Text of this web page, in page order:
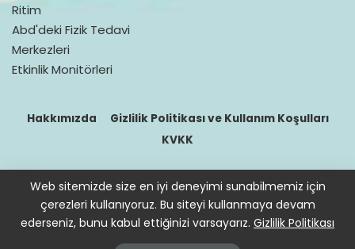
Ritim
Abd'deki Fizik Tedavi
Merkezleri
Etkinlik Monitörleri
Hakkımızda
Gizlilik Politikası ve Kullanım Koşulları
KVKK
© 2016–2021 doktorfizik
Site içeriğinde bulunan bilgiler destek sağlamak içindir. Hekimin
hastasını tıbbi amaçla muayene etmesi, tanı ve teşhis koyması
Web sitemizde size en iyi deneyimi sunabilmemiz için
çerezleri kullanıyoruz. Bu siteyi kullanmaya devam
ederseniz, bunu kabul ettiğinizi varsayarız. Gizlilik Politikası